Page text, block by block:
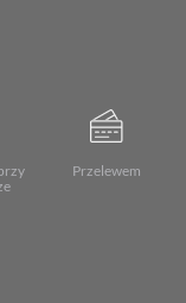
Przelewem